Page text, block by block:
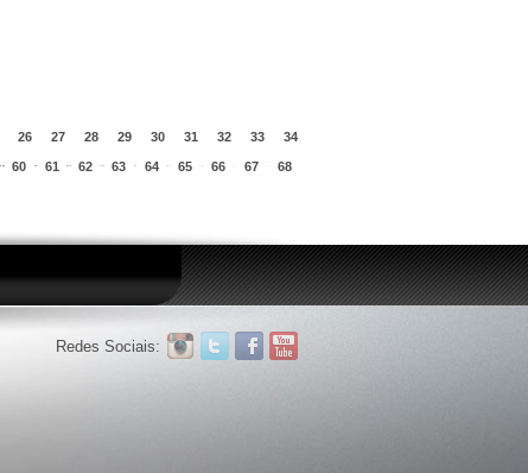
26 27 28 29 30 31 32 33 34
60 61 62 63 64 65 66 67
68
Redes Sociais: